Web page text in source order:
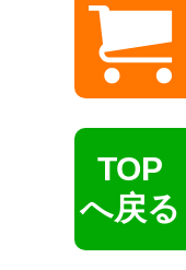
TOP
へ戻る